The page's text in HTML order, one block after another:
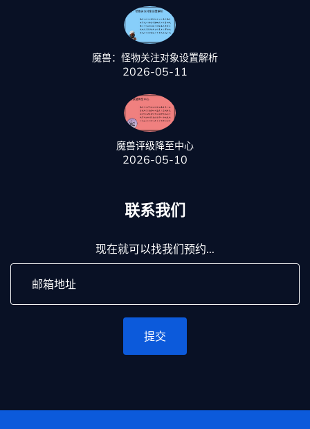
魔兽：怪物关注对象设置解析
2026-05-11
魔兽评级降至中心
2026-05-10
联系我们
现在就可以找我们预约...
提交